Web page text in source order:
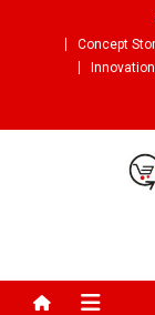
Concept